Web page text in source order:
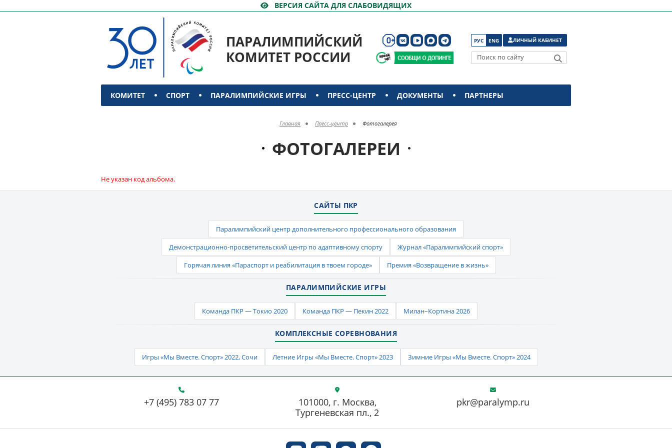
ВЕРСИЯ САЙТА ДЛЯ СЛАБОВИДЯЩИХ
ПАРАЛИМПИЙСКИЙ
КОМИТЕТ РОССИИ
РУС ENG ЛИЧНЫЙ КАБИНЕТ
Поиск по сайту
КОМИТЕТ СПОРТ ПАРАЛИМПИЙСКИЕ ИГРЫ ПРЕСС-ЦЕНТР ДОКУМЕНТЫ ПАРТНЕРЫ
Главная Пресс-центр Фотогалерея
ФОТОГАЛЕРЕИ
Не указан код альбома.
САЙТЫ ПКР
Паралимпийский центр дополнительного профессионального образования
Демонстрационно-просветительский центр по адаптивному спорту
Журнал «Паралимпийский спорт»
Горячая линия «Параспорт и реабилитация в твоем городе»
Премия «Возвращение в жизнь»
ПАРАЛИМПИЙСКИЕ ИГРЫ
Команда ПКР — Токио 2020 Команда ПКР — Пекин 2022 Милан–Кортина 2026
КОМПЛЕКСНЫЕ СОРЕВНОВАНИЯ
Игры «Мы Вместе. Спорт» 2022, Сочи Летние Игры «Мы Вместе. Спорт» 2023 Зимние Игры «Мы Вместе. Спорт» 2024
+7 (495) 783 07 77 pkr@paralymp.ru
101000, г. Москва,
Тургеневская пл., 2